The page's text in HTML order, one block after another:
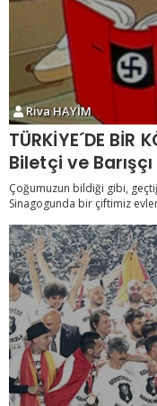
Riva HAYİM
TÜRKİYE´DE
Biletçi ve
Çoğumuzun bildiği gibi,
Sinagogunda bir çiftimiz